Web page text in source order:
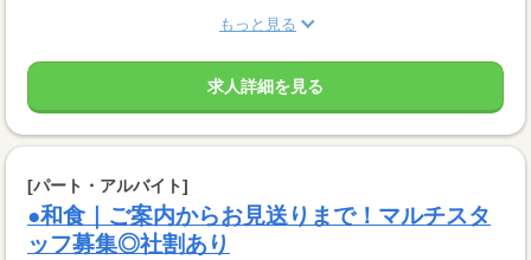
もっと見る
求人詳細を見る
[パート・アルバイト]
●和食｜ご案内からお見送りまで！マルチスタ
ッフ募集◎社割あり